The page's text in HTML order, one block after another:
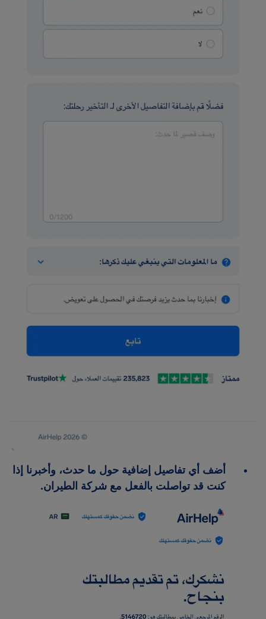
أضف أي تفاصيل إضافية حول ما حدث، وأخبرنا إذا
كنت قد تواصلت بالفعل مع شركة الطيران.